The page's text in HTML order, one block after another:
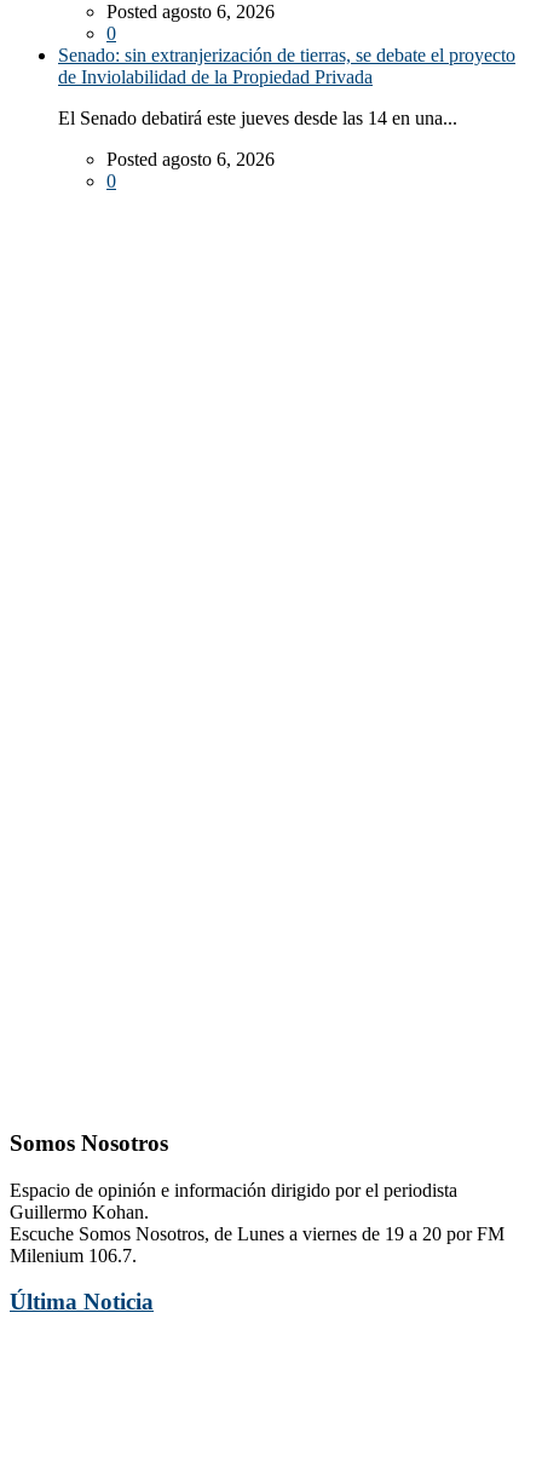
Posted agosto 6, 2026
0
Senado: sin extranjerización de tierras, se debate el proyecto
de Inviolabilidad de la Propiedad Privada
El Senado debatirá este jueves desde las 14 en una...
Posted agosto 6, 2026
0
Somos Nosotros
Espacio de opinión e información dirigido por el periodista
Guillermo Kohan.
Escuche Somos Nosotros, de Lunes a viernes de 19 a 20 por FM
Milenium 106.7.
Última Noticia